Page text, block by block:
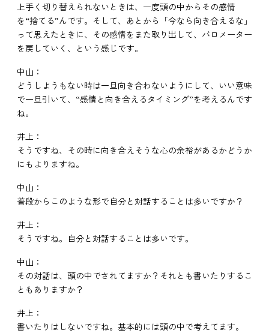
上手く切り替えられないときは、一度頭の中からその感情
を“捨てる”んです。そして、あとから「今なら向き合えるな」
って思えたときに、その感情をまた取り出して、バロメーター
を戻していく、という感じです。
中山：
どうしようもない時は一旦向き合わないようにして、いい意味
で一旦引いて、“感情と向き合えるタイミング”を考えるんです
ね。
井上：
そうですね、その時に向き合えそうな心の余裕があるかどうか
にもよりますね。
中山：
普段からこのような形で自分と対話することは多いですか？
井上：
そうですね。自分と対話することは多いです。
中山：
その対話は、頭の中でされてますか？それとも書いたりするこ
ともありますか？
井上：
書いたりはしないですね。基本的には頭の中で考えてます。